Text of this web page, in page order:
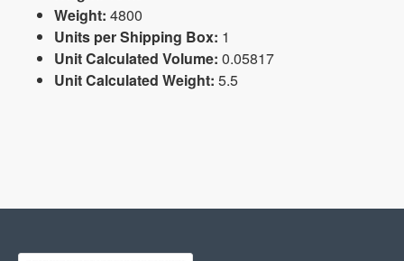
Weight: 4800
Units per Shipping Box: 1
Unit Calculated Volume: 0.05817
Unit Calculated Weight: 5.5